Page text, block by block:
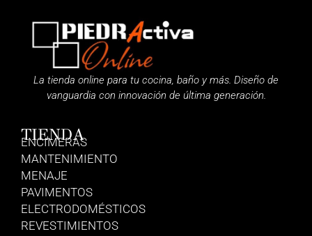
La tienda online para tu cocina, baño y más. Diseño de
vanguardia con innovación de última generación.
TIENDA
ENCIMERAS
MANTENIMIENTO
MENAJE
PAVIMENTOS
ELECTRODOMÉSTICOS
REVESTIMIENTOS